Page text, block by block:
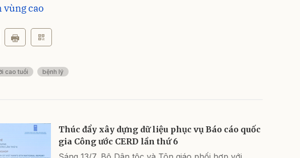
vùng cao
cao tuổi bệnh lý
Thúc đẩy xây dựng dữ liệu phục vụ Báo cáo quốc
gia Công ước CERD lần thứ 6